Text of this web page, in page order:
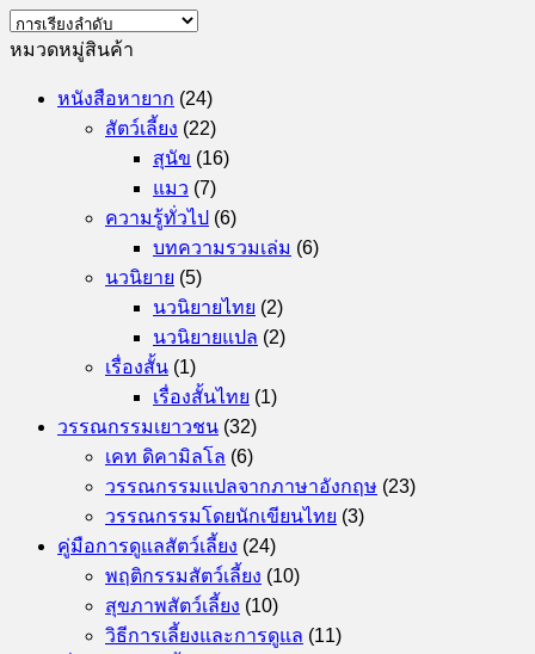
หมวดหมู่สินค้า
หนังสือหายาก (24)
สัตว์เลี้ยง (22)
สุนัข (16)
แมว (7)
ความรู้ทั่วไป (6)
บทความรวมเล่ม (6)
นวนิยาย (5)
นวนิยายไทย (2)
นวนิยายแปล (2)
เรื่องสั้น (1)
เรื่องสั้นไทย (1)
วรรณกรรมเยาวชน (32)
เคท ดิคามิลโล (6)
วรรณกรรมแปลจากภาษาอังกฤษ (23)
วรรณกรรมโดยนักเขียนไทย (3)
คู่มือการดูแลสัตว์เลี้ยง (24)
พฤติกรรมสัตว์เลี้ยง (10)
สุขภาพสัตว์เลี้ยง (10)
วิธีการเลี้ยงและการดูแล (11)